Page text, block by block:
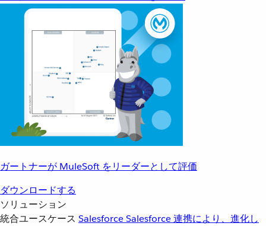
ガートナーが MuleSoft をリーダーとして評価
ダウンロードする
ソリューション
統合ユースケース SalesforceSalesforce 連携により、進化し